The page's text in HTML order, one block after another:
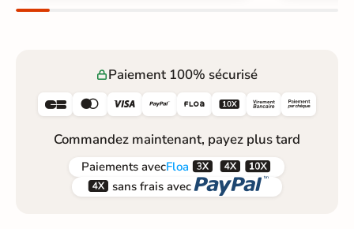
Paiement 100% sécurisé
     
Commandez maintenant, payez plus tard
Paiements avecFloa  
 sans frais avec 